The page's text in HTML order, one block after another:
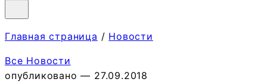
Главная страница / Новости
Все Новости
опубликовано — 27.09.2018